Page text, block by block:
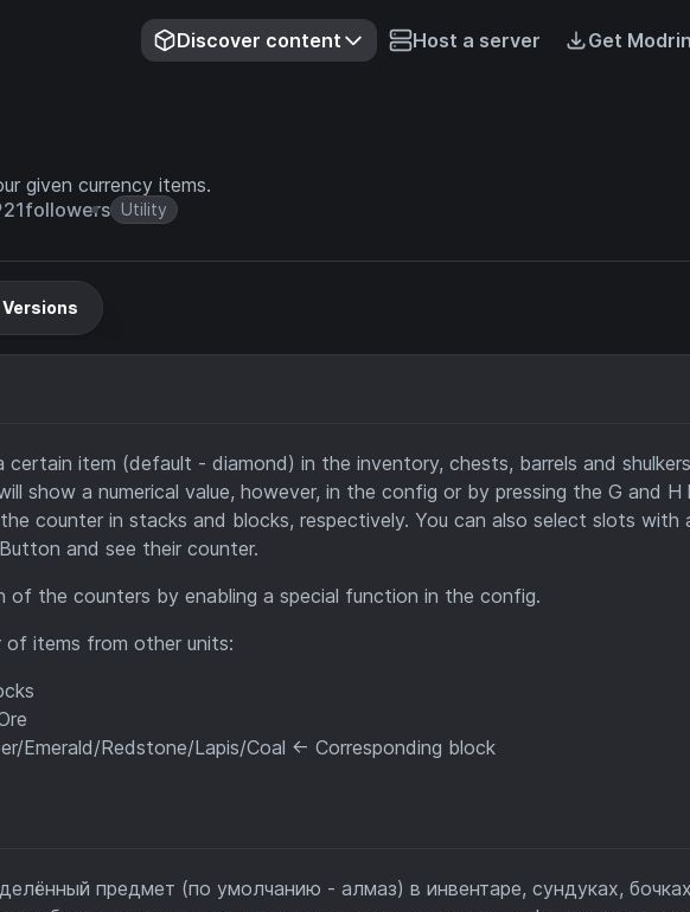
Discover content Host a server Get
given currency items.
21followers Utility
Versions
item (default - diamond) in the inventory, chests, barrels and
show a numerical value, however, in the config or by pressing the G and H
counter in stacks and blocks, respectively. You can also select slots with
and see their counter.
of the counters by enabling a special function in the config.
items from other units:
Emerald/Redstone/Lapis/Coal <- Corresponding block
предмет (по умолчанию - алмаз) в инвентаре, сундуках,